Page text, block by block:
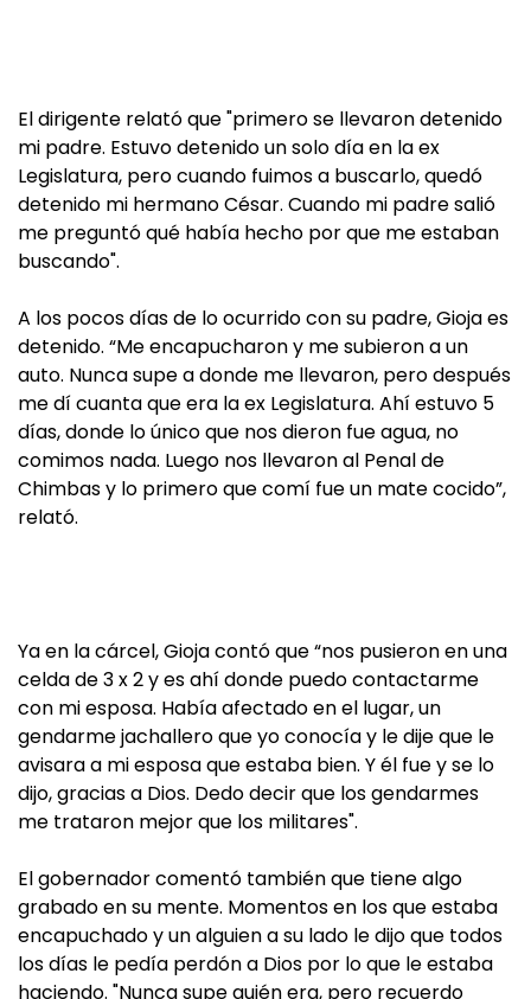
El dirigente relató que "primero se llevaron detenido
mi padre. Estuvo detenido un solo día en la ex
Legislatura, pero cuando fuimos a buscarlo, quedó
detenido mi hermano César. Cuando mi padre salió
me preguntó qué había hecho por que me estaban
buscando".
A los pocos días de lo ocurrido con su padre, Gioja es
detenido. “Me encapucharon y me subieron a un
auto. Nunca supe a donde me llevaron, pero después
me dí cuanta que era la ex Legislatura. Ahí estuvo 5
días, donde lo único que nos dieron fue agua, no
comimos nada. Luego nos llevaron al Penal de
Chimbas y lo primero que comí fue un mate cocido”,
relató.
Ya en la cárcel, Gioja contó que “nos pusieron en una
celda de 3 x 2 y es ahí donde puedo contactarme
con mi esposa. Había afectado en el lugar, un
gendarme jachallero que yo conocía y le dije que le
avisara a mi esposa que estaba bien. Y él fue y se lo
dijo, gracias a Dios. Dedo decir que los gendarmes
me trataron mejor que los militares".
El gobernador comentó también que tiene algo
grabado en su mente. Momentos en los que estaba
encapuchado y un alguien a su lado le dijo que todos
los días le pedía perdón a Dios por lo que le estaba
haciendo. "Nunca supe quién era, pero recuerdo